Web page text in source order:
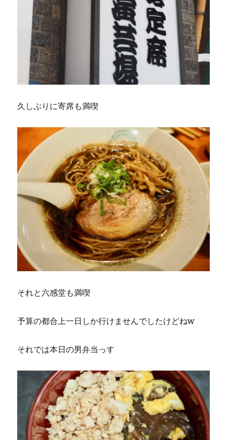
久しぶりに寄席も満喫
それと六感堂も満喫
予算の都合上一日しか行けませんでしたけどねw
それでは本日の男弁当っす